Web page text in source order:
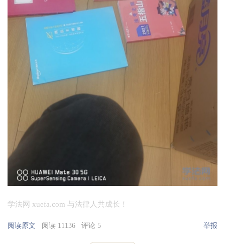
学法网 xuefa.com 与法律人共成长！
阅读原文 阅读 11136 评论 5 举报